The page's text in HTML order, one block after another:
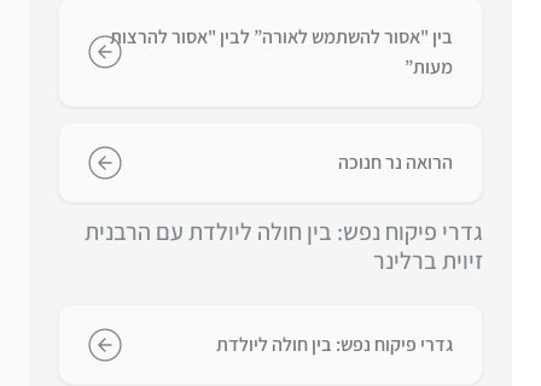
בין "אסור להשתמש לאורה” לבין "אסור להרצות
מעות”
הרואה נר חנוכה
גדרי פיקוח נפש: בין חולה ליולדת עם הרבנית
זיוית ברלינר
גדרי פיקוח נפש: בין חולה ליולדת